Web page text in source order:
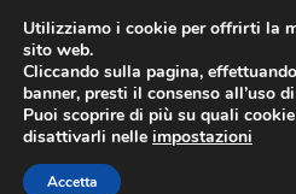
Vai
contenuto
Utilizziamo i cookie per offrirti la
sito web.
Cliccando sulla pagina,
banner, presti il consenso all’uso
Puoi scoprire di più su quali
disattivarli nelle impostazioni
Accetta